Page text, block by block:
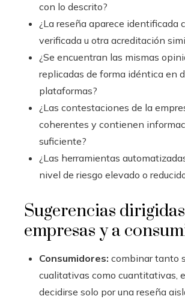
con lo descrito?
¿La reseña aparece identificada
verificada u otra acreditación
¿Se encuentran las mismas
replicadas de forma idéntica en
plataformas?
¿Las contestaciones de la
coherentes y contienen
suficiente?
¿Las herramientas
nivel de riesgo elevado o
Sugerencias
empresas y a
Consumidores: combinar tanto
cualitativas como cuantitativas,
decidirse solo por una reseña